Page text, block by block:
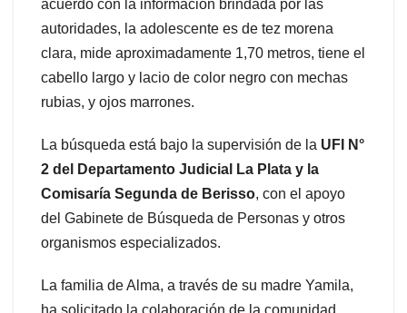
acuerdo con la información brindada por las
autoridades, la adolescente es de tez morena
clara, mide aproximadamente 1,70 metros, tiene el
cabello largo y lacio de color negro con mechas
rubias, y ojos marrones.
La búsqueda está bajo la supervisión de la UFI N°
2 del Departamento Judicial La Plata y la
Comisaría Segunda de Berisso, con el apoyo
del Gabinete de Búsqueda de Personas y otros
organismos especializados.
La familia de Alma, a través de su madre Yamila,
ha solicitado la colaboración de la comunidad